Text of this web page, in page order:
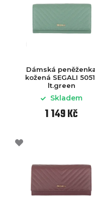
Dámská
kožená SEGALI
lt.green
Skladem
1 149 Kč